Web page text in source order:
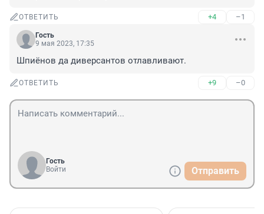
ОТВЕТИТЬ +4 –1
Гость
9 мая 2023, 17:35
Шпиёнов да диверсантов отлавливают.
ОТВЕТИТЬ +9 –0
Гость
Войти
Отправить